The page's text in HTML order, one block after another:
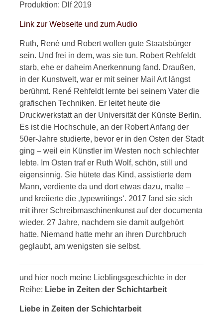
Produktion: Dlf 2019
Link zur Webseite und zum Audio
Ruth, René und Robert wollen gute Staatsbürger
sein. Und frei in dem, was sie tun. Robert Rehfeldt
starb, ehe er daheim Anerkennung fand. Draußen,
in der Kunstwelt, war er mit seiner Mail Art längst
berühmt. René Rehfeldt lernte bei seinem Vater die
grafischen Techniken. Er leitet heute die
Druckwerkstatt an der Universität der Künste Berlin.
Es ist die Hochschule, an der Robert Anfang der
50er-Jahre studierte, bevor er in den Osten der Stadt
ging – weil ein Künstler im Westen noch schlechter
lebte. Im Osten traf er Ruth Wolf, schön, still und
eigensinnig. Sie hütete das Kind, assistierte dem
Mann, verdiente da und dort etwas dazu, malte –
und kreiierte die ‚typewritings‘. 2017 fand sie sich
mit ihrer Schreibmaschinenkunst auf der documenta
wieder. 27 Jahre, nachdem sie damit aufgehört
hatte. Niemand hatte mehr an ihren Durchbruch
geglaubt, am wenigsten sie selbst.
und hier noch meine Lieblingsgeschichte in der
Reihe: Liebe in Zeiten der Schichtarbeit
Liebe in Zeiten der Schichtarbeit